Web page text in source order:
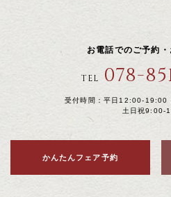
お電話でのご予約
TEL 078-
受付時間：平日12:00-19:00
土日祝9:00-
かんたんフェア予約